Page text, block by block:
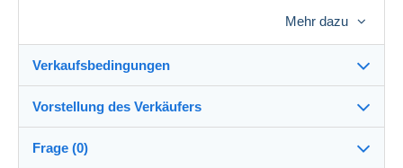
weight under 20gr.
For single items costing €15+ or several
items with total €15+ including cheapest
shipping cost – check the cost only for
Tracked Mail(with tracking).
Mehr dazu
Verkaufsbedingungen
Versand nach:
Die Liste der Länder einsehen
Vorstellung des Verkäufers
Frage (0)